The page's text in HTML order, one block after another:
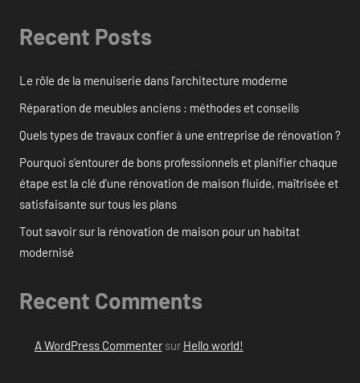
Recent Posts
Le rôle de la menuiserie dans l’architecture moderne
Réparation de meubles anciens : méthodes et conseils
Quels types de travaux confier à une entreprise de rénovation ?
Pourquoi s’entourer de bons professionnels et planifier chaque
étape est la clé d’une rénovation de maison fluide, maîtrisée et
satisfaisante sur tous les plans
Tout savoir sur la rénovation de maison pour un habitat
modernisé
Recent Comments
A WordPress Commentersur Hello world!